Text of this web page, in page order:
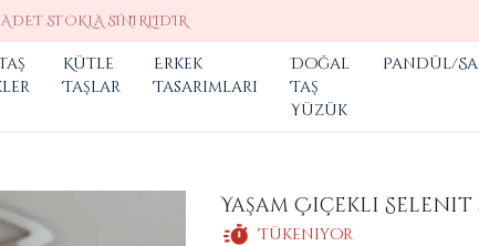
STOKLA SINIRLIDIR
Kütle
Taşlar
Erkek
Tasarımları
Doğal
Taş
Yüzük
Pandül/
Yaşam Çiçekli
Tükeniyor